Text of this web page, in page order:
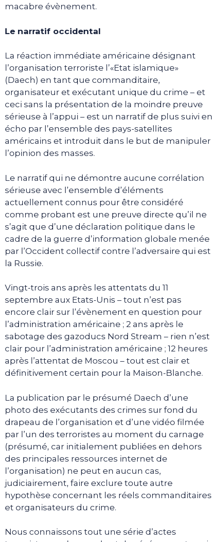
macabre évènement.
Le narratif occidental
La réaction immédiate américaine désignant
l’organisation terroriste l’«Etat islamique»
(Daech) en tant que commanditaire,
organisateur et exécutant unique du crime – et
ceci sans la présentation de la moindre preuve
sérieuse à l’appui – est un narratif de plus suivi en
écho par l’ensemble des pays-satellites
américains et introduit dans le but de manipuler
l’opinion des masses.
Le narratif qui ne démontre aucune corrélation
sérieuse avec l’ensemble d’éléments
actuellement connus pour être considéré
comme probant est une preuve directe qu’il ne
s’agit que d’une déclaration politique dans le
cadre de la guerre d’information globale menée
par l’Occident collectif contre l’adversaire qui est
la Russie.
Vingt-trois ans après les attentats du 11
septembre aux Etats-Unis – tout n’est pas
encore clair sur l’évènement en question pour
l’administration américaine ; 2 ans après le
sabotage des gazoducs Nord Stream – rien n’est
clair pour l’administration américaine ; 12 heures
après l’attentat de Moscou – tout est clair et
définitivement certain pour la Maison-Blanche.
La publication par le présumé Daech d’une
photo des exécutants des crimes sur fond du
drapeau de l’organisation et d’une vidéo filmée
par l’un des terroristes au moment du carnage
(présumé, car initialement publiées en dehors
des principales ressources internet de
l’organisation) ne peut en aucun cas,
judiciairement, faire exclure toute autre
hypothèse concernant les réels commanditaires
et organisateurs du crime.
Nous connaissons tout une série d’actes